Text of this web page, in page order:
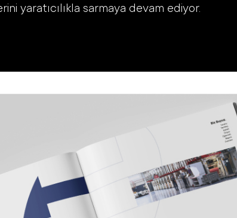
yaratıcılıkla sarmaya devam ediyor.